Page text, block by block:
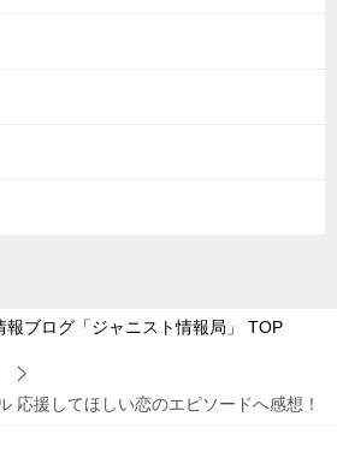
ブログ「ジャニスト情報局」 TOP
応援してほしい恋のエピソードへ感想！